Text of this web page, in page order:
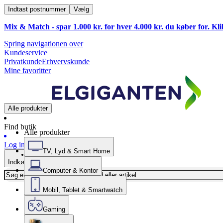
Indtast postnummer Vælg
Mix & Match - spar 1.000 kr. for hver 4.000 kr. du køber for.
Spring navigationen over
Kundeservice
PrivatkundeErhvervskunde
Mine favoritter
Alle produkter
Find butik
Log ind
Indkøbskurv
Alle produkter
TV, Lyd & Smart Home
Computer & Kontor
Mobil, Tablet & Smartwatch
Gaming